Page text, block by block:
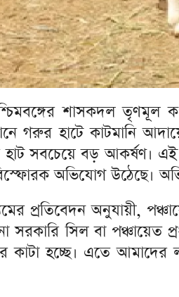
শাসকদল তৃণমূল
গরুর হাটে কাটমানি
সবচেয়ে বড় আকর্ষণ। এই
অভিযোগ উঠেছে।
প্রতিবেদন অনুযায়ী,
সরকারি সিল বা পঞ্চায়েত
কাটা হচ্ছে। এতে